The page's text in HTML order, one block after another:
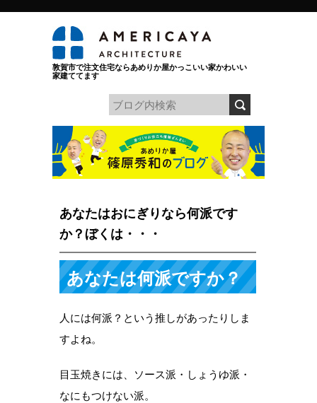
敦賀市で注文住宅ならあめりか屋かっこいい家かわいい
家建ててます
あなたはおにぎりなら何派です
か？ぼくは・・・
あなたは何派ですか？
人には何派？という推しがあったりしま
すよね。
目玉焼きには、ソース派・しょうゆ派・
なにもつけない派。